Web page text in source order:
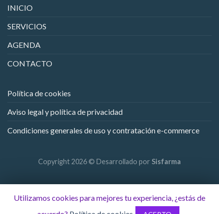
INICIO
SERVICIOS
AGENDA
CONTACTO
Política de cookies
Aviso legal y política de privacidad
Condiciones generales de uso y contratación e-commerce
Copyright 2026 © Desarrollado por Sisfarma
Utilizamos cookies para mejores tu experiencia, ¿estás de